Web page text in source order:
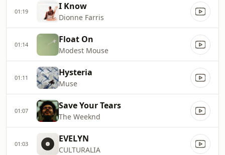
01:19 I Know
Dionne Farris
01:14 Float On
Modest Mouse
01:11 Hysteria
Muse
01:07 Save Your Tears
The Weeknd
01:03 EVELYN
CULTURALIA